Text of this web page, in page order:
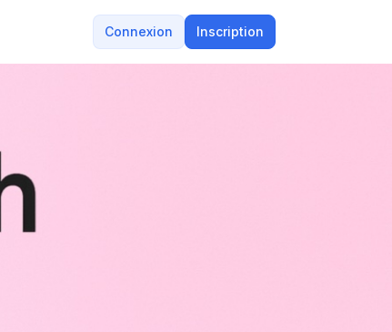
Connexion Inscription